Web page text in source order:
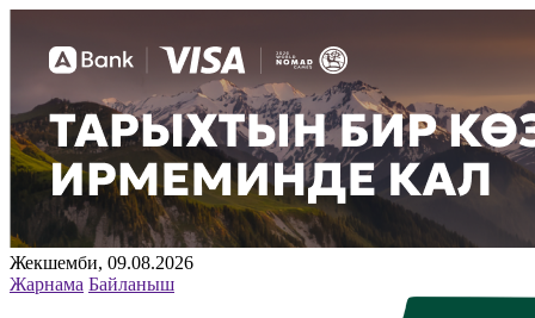
Жекшемби, 09.08.2026
Жарнама Байланыш